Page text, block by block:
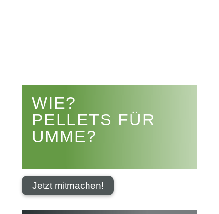
WIE?
PELLETS FÜR
UMME?
Jetzt mitmachen!